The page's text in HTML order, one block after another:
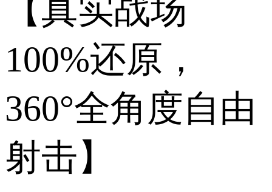
【真实战场
100%还原，
360°全角度自由
射击】